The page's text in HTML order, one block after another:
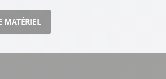
MATÉRIEL